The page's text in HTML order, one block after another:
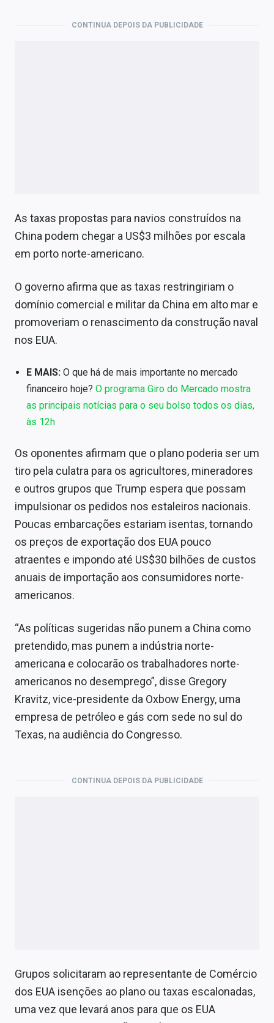
Expediente
Contato
CONTINUA DEPOIS DA PUBLICIDADE
As taxas propostas para navios construídos na
China podem chegar a US$3 milhões por escala
em porto norte-americano.
O governo afirma que as taxas restringiriam o
domínio comercial e militar da China em alto mar e
promoveriam o renascimento da construção naval
nos EUA.
E MAIS: O que há de mais importante no mercado
financeiro hoje?O programa Giro do Mercado mostra
as principais notícias para o seu bolso todos os dias,
às 12h
Os oponentes afirmam que o plano poderia ser um
tiro pela culatra para os agricultores, mineradores
e outros grupos que Trump espera que possam
impulsionar os pedidos nos estaleiros nacionais.
Poucas embarcações estariam isentas, tornando
os preços de exportação dos EUA pouco
atraentes e impondo até US$30 bilhões de custos
anuais de importação aos consumidores norte-
americanos.
“As políticas sugeridas não punem a China como
pretendido, mas punem a indústria norte-
americana e colocarão os trabalhadores norte-
americanos no desemprego”, disse Gregory
Kravitz, vice-presidente da Oxbow Energy, uma
empresa de petróleo e gás com sede no sul do
Texas, na audiência do Congresso.
CONTINUA DEPOIS DA PUBLICIDADE
Grupos solicitaram ao representante de Comércio
dos EUA isenções ao plano ou taxas escalonadas,
uma vez que levará anos para que os EUA